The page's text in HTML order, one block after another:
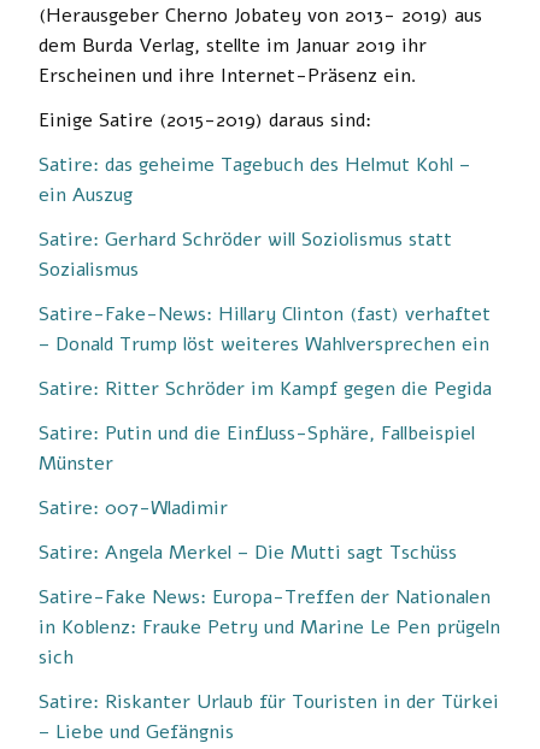
(Herausgeber Cherno Jobatey von 2013- 2019) aus
dem Burda Verlag, stellte im Januar 2019 ihr
Erscheinen und ihre Internet-Präsenz ein.
Einige Satire (2015-2019) daraus sind:
Satire: das geheime Tagebuch des Helmut Kohl –
ein Auszug
Satire: Gerhard Schröder will Soziolismus statt
Sozialismus
Satire-Fake-News: Hillary Clinton (fast) verhaftet
– Donald Trump löst weiteres Wahlversprechen ein
Satire: Ritter Schröder im Kampf gegen die Pegida
Satire: Putin und die Einfluss-Sphäre, Fallbeispiel
Münster
Satire: 007-Wladimir
Satire: Angela Merkel – Die Mutti sagt Tschüss
Satire-Fake News: Europa-Treffen der Nationalen
in Koblenz: Frauke Petry und Marine Le Pen prügeln
sich
Satire: Riskanter Urlaub für Touristen in der Türkei
– Liebe und Gefängnis